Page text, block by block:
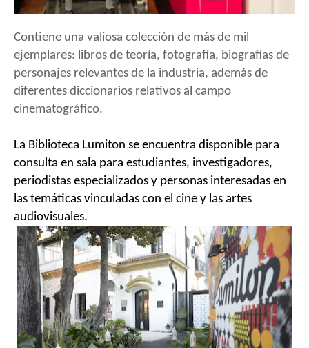
Contiene una valiosa colección de más de mil
ejemplares: libros de teoría, fotografía, biografías de
personajes relevantes de la industria, además de
diferentes diccionarios relativos al campo
cinematográfico.
La Biblioteca Lumiton se encuentra disponible para
consulta en sala para estudiantes, investigadores,
periodistas especializados y personas interesadas en
las temáticas vinculadas con el cine y las artes
audiovisuales.